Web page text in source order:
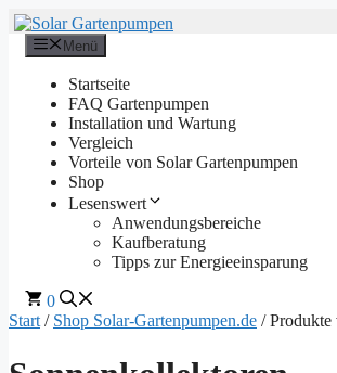
Zum
Inhalt
springen
Menü
Startseite
FAQ Gartenpumpen
Installation und Wartung
Vergleich
Vorteile von Solar Gartenpumpen
Shop
Lesenswert
Anwendungsbereiche
Kaufberatung
Tipps zur Energieeinsparung
0
Start / Shop Solar-Gartenpumpen.de / Produkte